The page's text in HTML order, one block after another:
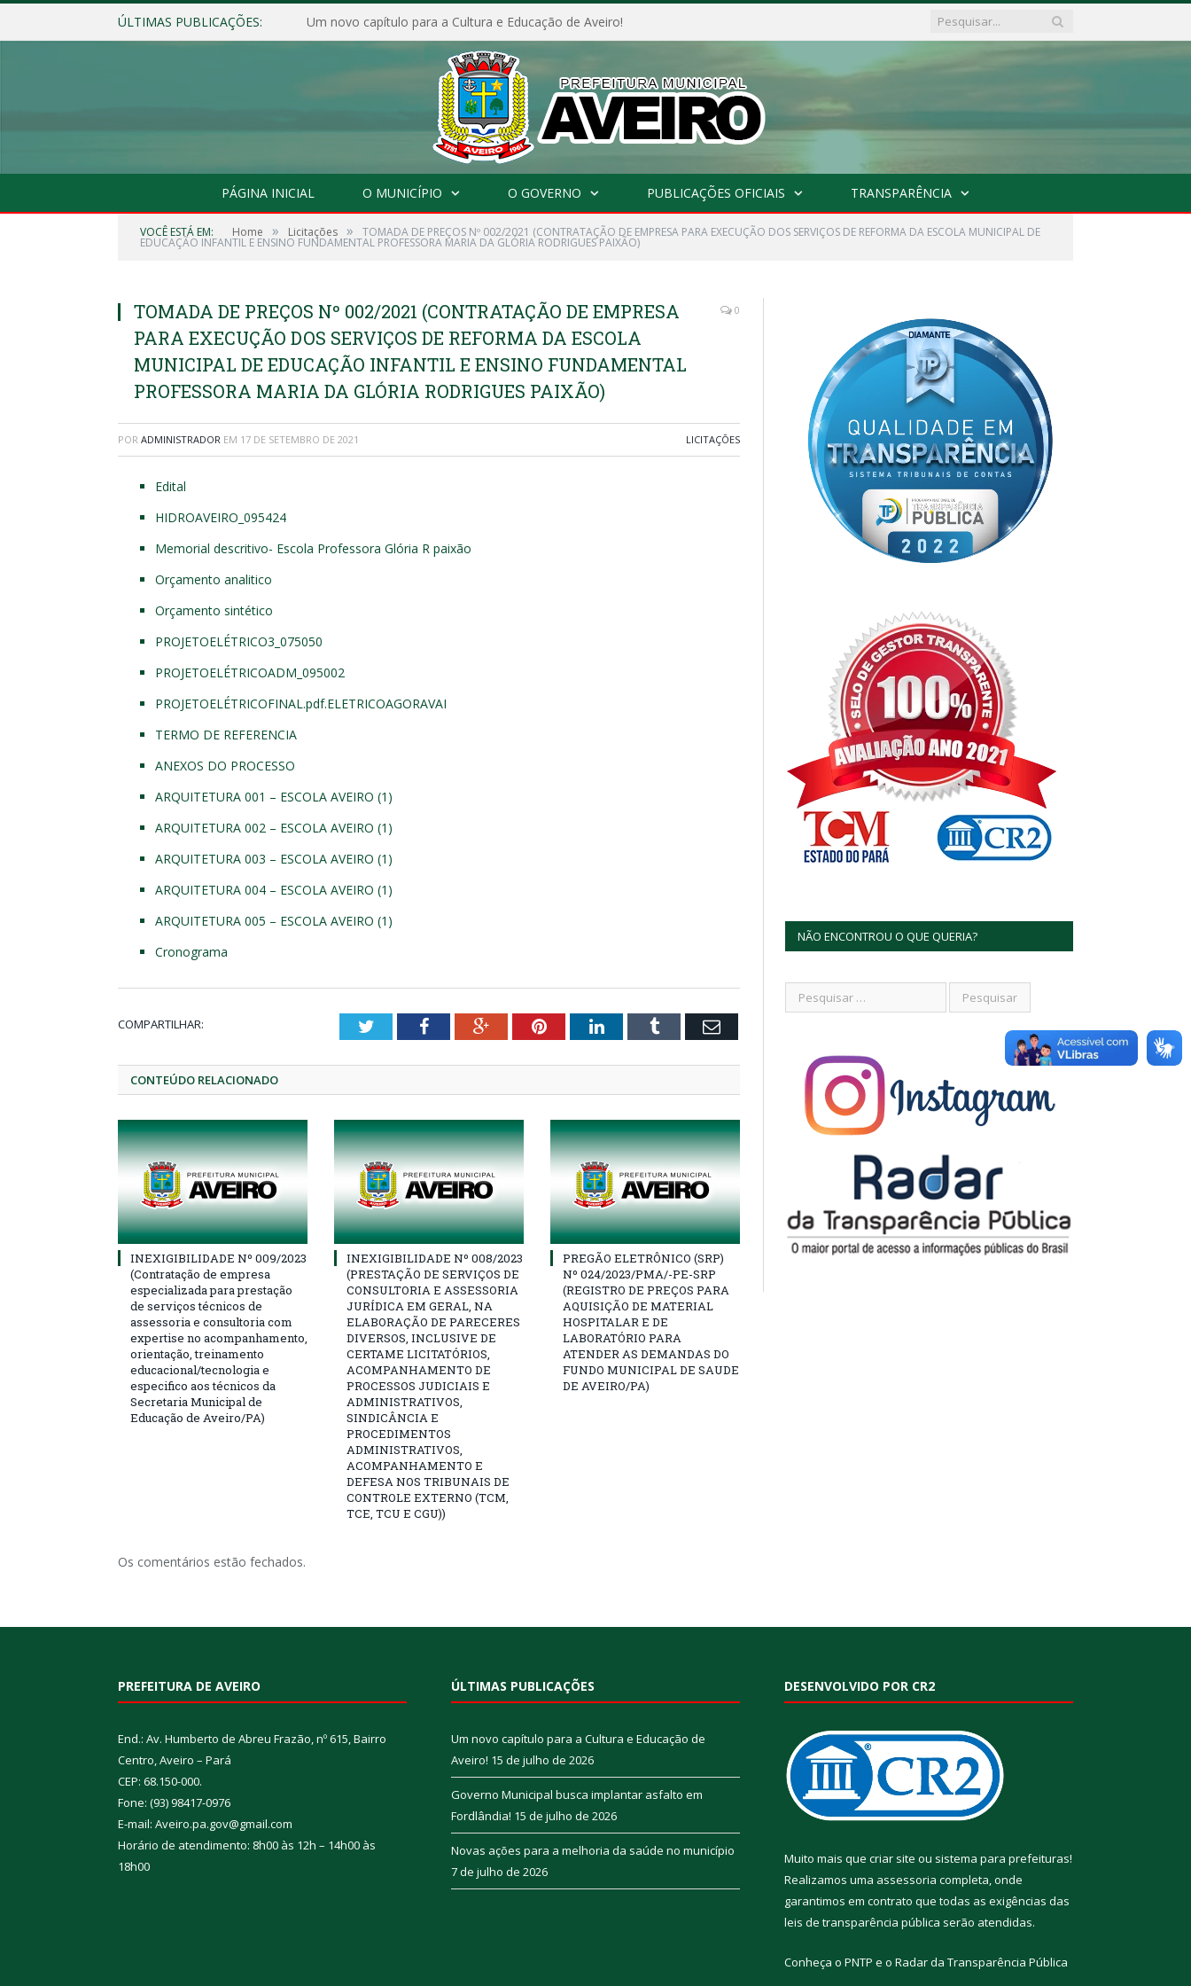
ÚLTIMAS PUBLICAÇÕES: Um novo capítulo para a Cultura e Educação de Aveiro!
PÁGINA INICIAL O MUNICÍPIO O GOVERNO PUBLICAÇÕES OFICIAIS TRANSPARÊNCIA
VOCÊ ESTÁ EM: Home » Licitações » TOMADA DE PREÇOS Nº 002/2021 (CONTRATAÇÃO DE EMPRESA PARA EXECUÇÃO DOS SERVIÇOS DE REFORMA DA ESCOLA MUNICIPAL DE
EDUCAÇÃO INFANTIL E ENSINO FUNDAMENTAL PROFESSORA MARIA DA GLÓRIA RODRIGUES PAIXÃO)
TOMADA DE PREÇOS Nº 002/2021 (CONTRATAÇÃO DE EMPRESA
PARA EXECUÇÃO DOS SERVIÇOS DE REFORMA DA ESCOLA
MUNICIPAL DE EDUCAÇÃO INFANTIL E ENSINO FUNDAMENTAL
PROFESSORA MARIA DA GLÓRIA RODRIGUES PAIXÃO)
0
POR ADMINISTRADOR EM 17 DE SETEMBRO DE 2021 LICITAÇÕES
Edital
HIDROAVEIRO_095424
Memorial descritivo- Escola Professora Glória R paixão
Orçamento analitico
Orçamento sintético
PROJETOELÉTRICO3_075050
PROJETOELÉTRICOADM_095002
PROJETOELÉTRICOFINAL.pdf.ELETRICOAGORAVAI
TERMO DE REFERENCIA
ANEXOS DO PROCESSO
ARQUITETURA 001 – ESCOLA AVEIRO (1)
ARQUITETURA 002 – ESCOLA AVEIRO (1)
ARQUITETURA 003 – ESCOLA AVEIRO (1)
ARQUITETURA 004 – ESCOLA AVEIRO (1)
ARQUITETURA 005 – ESCOLA AVEIRO (1)
Cronograma
COMPARTILHAR: TwitterFacebookGoogle+PinterestLinkedInTumblr Email
CONTEÚDO RELACIONADO
INEXIGIBILIDADE Nº 009/2023
(Contratação de empresa
especializada para prestação
de serviços técnicos de
assessoria e consultoria com
expertise no acompanhamento,
orientação, treinamento
educacional/tecnologia e
especifico aos técnicos da
Secretaria Municipal de
Educação de Aveiro/PA)
INEXIGIBILIDADE Nº 008/2023
(PRESTAÇÃO DE SERVIÇOS DE
CONSULTORIA E ASSESSORIA
JURÍDICA EM GERAL, NA
ELABORAÇÃO DE PARECERES
DIVERSOS, INCLUSIVE DE
CERTAME LICITATÓRIOS,
ACOMPANHAMENTO DE
PROCESSOS JUDICIAIS E
ADMINISTRATIVOS,
SINDICÂNCIA E
PROCEDIMENTOS
ADMINISTRATIVOS,
ACOMPANHAMENTO E
DEFESA NOS TRIBUNAIS DE
CONTROLE EXTERNO (TCM,
TCE, TCU E CGU))
PREGÃO ELETRÔNICO (SRP)
Nº 024/2023/PMA/-PE-SRP
(REGISTRO DE PREÇOS PARA
AQUISIÇÃO DE MATERIAL
HOSPITALAR E DE
LABORATÓRIO PARA
ATENDER AS DEMANDAS DO
FUNDO MUNICIPAL DE SAUDE
DE AVEIRO/PA)
Os comentários estão fechados.
NÃO ENCONTROU O QUE QUERIA?
PREFEITURA DE AVEIRO
End.: Av. Humberto de Abreu Frazão, nº 615, Bairro
Centro, Aveiro – Pará
CEP: 68.150-000.
Fone: (93) 98417-0976
E-mail: Aveiro.pa.gov@gmail.com
Horário de atendimento: 8h00 às 12h – 14h00 às
18h00
ÚLTIMAS PUBLICAÇÕES
Um novo capítulo para a Cultura e Educação de
Aveiro! 15 de julho de 2026
Governo Municipal busca implantar asfalto em
Fordlândia! 15 de julho de 2026
Novas ações para a melhoria da saúde no município
7 de julho de 2026
DESENVOLVIDO POR CR2
Muito mais que criar site ou sistema para prefeituras!
Realizamos uma assessoria completa, onde
garantimos em contrato que todas as exigências das
leis de transparência pública serão atendidas.
Conheça o PNTP e o Radar da Transparência Pública